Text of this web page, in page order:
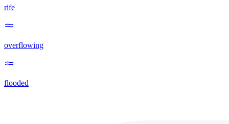
rife
overflowing
flooded